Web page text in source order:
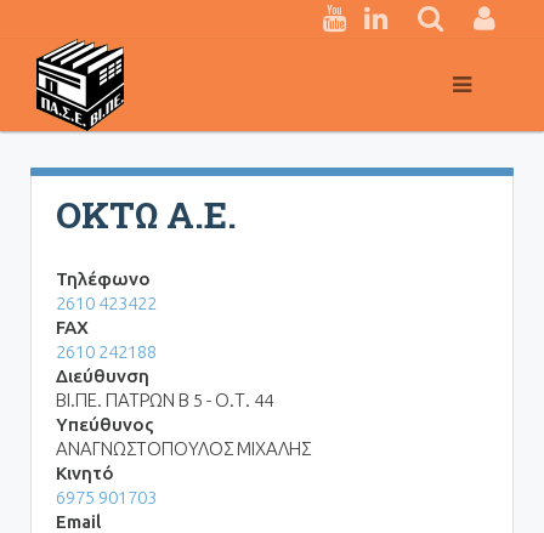
Κεντρική
πλοήγηση
ΟΚΤΩ Α.Ε.
Τηλέφωνο
2610 423422
FAX
2610 242188
Διεύθυνση
ΒΙ.ΠΕ. ΠΑΤΡΩΝ Β 5 - Ο.Τ. 44
Υπεύθυνος
ΑΝΑΓΝΩΣΤΟΠΟΥΛΟΣ ΜΙΧΑΛΗΣ
Κινητό
6975 901703
Email